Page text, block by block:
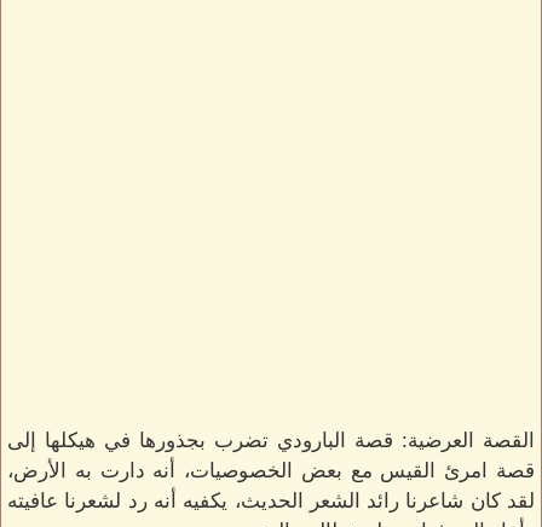
القصة العرضية: قصة البارودي تضرب بجذورها في هيكلها إلى
قصة امرئ القيس مع بعض الخصوصيات، أنه دارت به الأرض،
لقد كان شاعرنا رائد الشعر الحديث، يكفيه أنه رد لشعرنا عافيته